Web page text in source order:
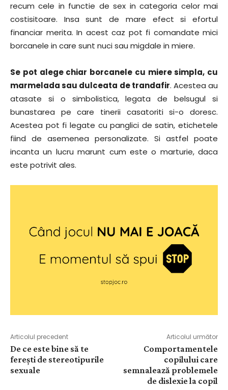
recum cele in functie de sex in categoria celor mai
costisitoare. Insa sunt de mare efect si efortul
financiar merita. In acest caz pot fi comandate mici
borcanele in care sunt nuci sau migdale in miere.
Se pot alege chiar borcanele cu miere simpla, cu
marmelada sau dulceata de trandafir. Acestea au
atasate si o simbolistica, legata de belsugul si
bunastarea pe care tinerii casatoriti si-o doresc.
Acestea pot fi legate cu panglici de satin, etichetele
fiind de asemenea personalizate. Si astfel poate
incanta un lucru marunt cum este o marturie, daca
este potrivit ales.
Articolul precedent
De ce este bine să te
ferești de stereotipurile
sexuale
Articolul următor
Comportamentele
copilului care
semnalează problemele
de dislexie la copil